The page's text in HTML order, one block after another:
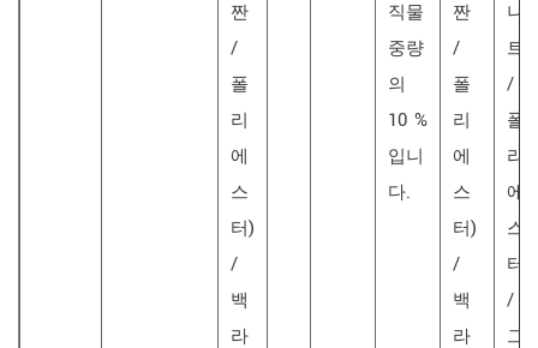
짠
/
폴
리
에
스
터)
/
백
라
직물
중량
의
10 %
입니
다.
짠
/
폴
리
에
스
터)
/
백
라
니
트
/
폴
리
에
스
터)
/
그